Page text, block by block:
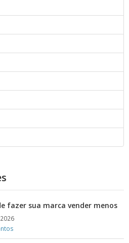
fazer sua marca vender menos